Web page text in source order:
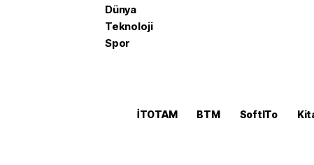
Dünya
Teknoloji
Spor
İTOTAM BTM SoftITo